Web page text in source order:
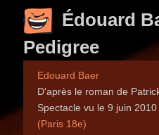
Édouard
Pedigree
Edouard Baer
D'après le roman de
Spectacle vu le 9 juin
(Paris 18e)